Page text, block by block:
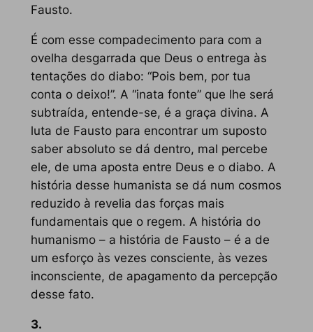
Fausto.
É com esse compadecimento para com a
ovelha desgarrada que Deus o entrega às
tentações do diabo: “Pois bem, por tua
conta o deixo!”. A “inata fonte” que lhe será
subtraída, entende-se, é a graça divina. A
luta de Fausto para encontrar um suposto
saber absoluto se dá dentro, mal percebe
ele, de uma aposta entre Deus e o diabo. A
história desse humanista se dá num cosmos
reduzido à revelia das forças mais
fundamentais que o regem. A história do
humanismo – a história de Fausto – é a de
um esforço às vezes consciente, às vezes
inconsciente, de apagamento da percepção
desse fato.
3.